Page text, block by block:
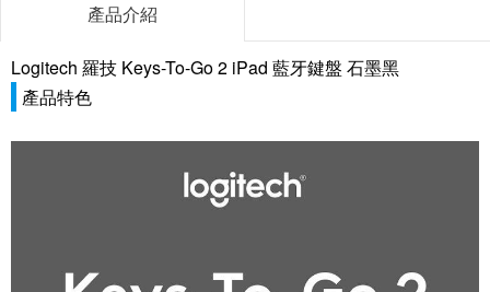
產品介紹
Logitech 羅技 Keys-To-Go 2 iPad 藍牙鍵盤 石墨黑
產品特色